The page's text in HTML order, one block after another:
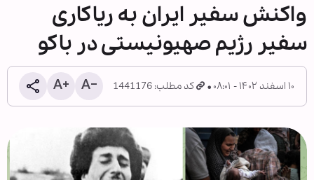
واکنش سفیر ایران به ریاکاری
سفیر رژیم صهیونیستی در باکو
۱۰ اسفند ۱۴۰۲ - ۰۸:۰۱ کد مطلب: 1441176